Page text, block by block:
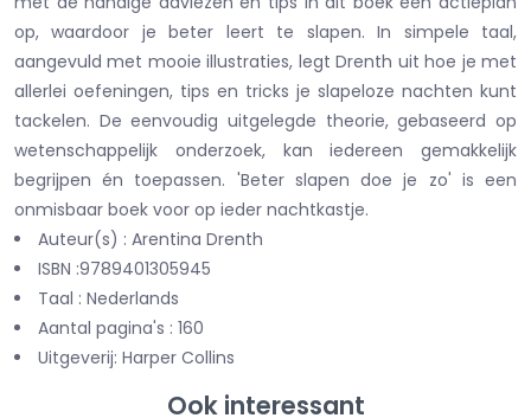
op, waardoor je beter leert te slapen. In simpele taal,
aangevuld met mooie illustraties, legt Drenth uit hoe je met
allerlei oefeningen, tips en tricks je slapeloze nachten kunt
tackelen. De eenvoudig uitgelegde theorie, gebaseerd op
wetenschappelijk onderzoek, kan iedereen gemakkelijk
begrijpen én toepassen. 'Beter slapen doe je zo' is een
onmisbaar boek voor op ieder nachtkastje.
Auteur(s) : Arentina Drenth
ISBN :9789401305945
Taal : Nederlands
Aantal pagina's : 160
Uitgeverij: Harper Collins
Ook interessant